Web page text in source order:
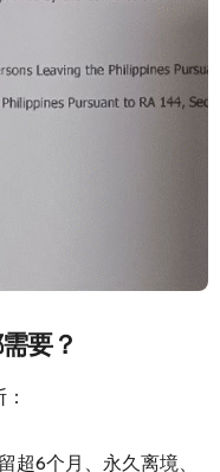
要？
超6个月、永久离境、